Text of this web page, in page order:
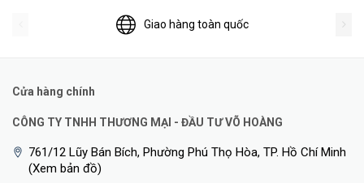
Giao hàng toàn quốc
Cửa hàng chính
CÔNG TY TNHH THƯƠNG MẠI - ĐẦU TƯ VÕ HOÀNG
761/12 Lũy Bán Bích, Phường Phú Thọ Hòa, TP. Hồ Chí Minh
(Xem bản đồ)